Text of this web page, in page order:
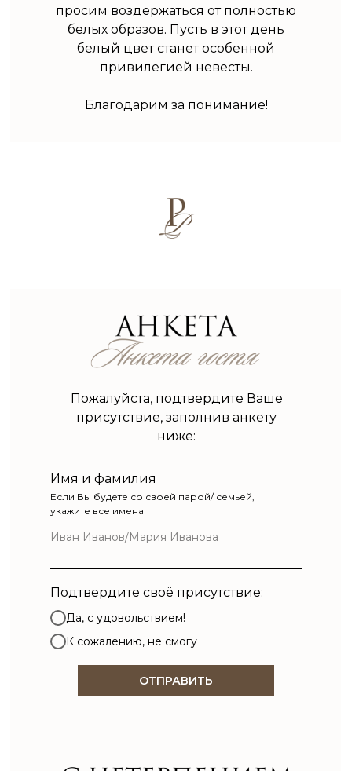
просим воздержаться от полностью
белых образов. Пусть в этот день
белый цвет станет особенной
привилегией невесты.
Благодарим за понимание!
Пожалуйста, подтвердите Ваше
присутствие, заполнив анкету
ниже:
Имя и фамилия
Если Вы будете со своей парой/ семьей,
укажите все имена
Подтвердите своё присутствие:
Да, с удовольствием!
К сожалению, не смогу
ОТПРАВИТЬ